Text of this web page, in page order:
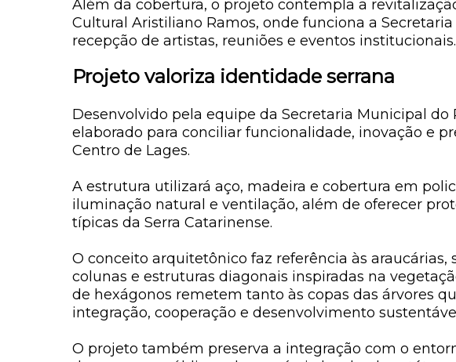
Além da cobertura, o projeto contempla a
Cultural Aristiliano Ramos, onde funciona a
recepção de artistas, reuniões e eventos institucionais.
Projeto valoriza identidade serrana
Desenvolvido pela equipe da Secretaria Municipal
elaborado para conciliar funcionalidade, inovação e
Centro de Lages.
A estrutura utilizará aço, madeira e cobertura em
iluminação natural e ventilação, além de oferecer
típicas da Serra Catarinense.
O conceito arquitetônico faz referência às araucárias,
colunas e estruturas diagonais inspiradas na
de hexágonos remetem tanto às copas das árvores
integração, cooperação e desenvolvimento
O projeto também preserva a integração com o